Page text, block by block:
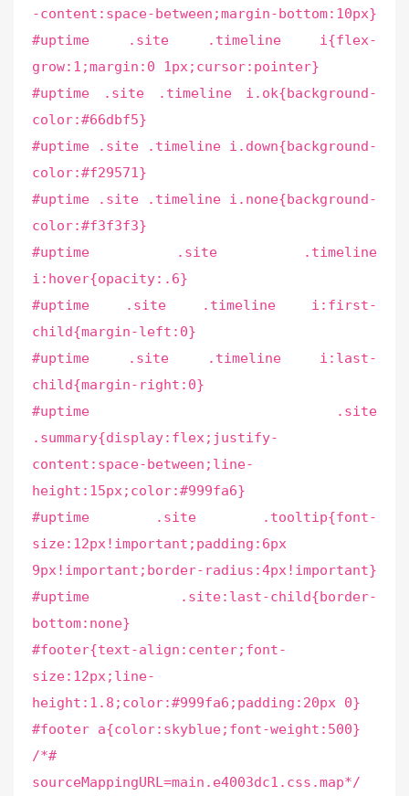
-content:space-between;margin-bottom:10px}
#uptime .site .timeline i{flex-
grow:1;margin:0 1px;cursor:pointer}
#uptime .site .timeline i.ok{background-
color:#66dbf5}
#uptime .site .timeline i.down{background-
color:#f29571}
#uptime .site .timeline i.none{background-
color:#f3f3f3}
#uptime .site .timeline
i:hover{opacity:.6}
#uptime .site .timeline i:first-
child{margin-left:0}
#uptime .site .timeline i:last-
child{margin-right:0}
#uptime .site
.summary{display:flex;justify-
content:space-between;line-
height:15px;color:#999fa6}
#uptime .site .tooltip{font-
size:12px!important;padding:6px
9px!important;border-radius:4px!important}
#uptime .site:last-child{border-
bottom:none}
#footer{text-align:center;font-
size:12px;line-
height:1.8;color:#999fa6;padding:20px 0}
#footer a{color:skyblue;font-weight:500}
/*#
sourceMappingURL=main.e4003dc1.css.map*/